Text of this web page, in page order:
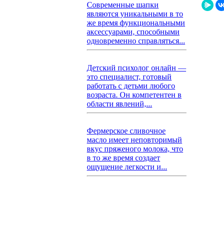
Современные шапки
являются уникальными в то
же время функциональными
аксессуарами, способными
одновременно справляться...
Детский психолог онлайн —
это специалист, готовый
работать с детьми любого
возраста. Он компетентен в
области явлений,...
Фермерское сливочное
масло имеет неповторимый
вкус пряженого молока, что
в то же время создает
ощущение легкости и...